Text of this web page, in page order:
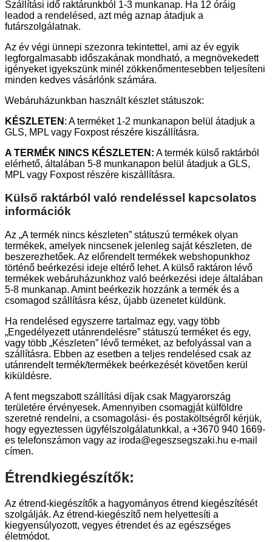
Szállítási idő raktárunkból 1-3 munkanap. Ha 12 óráig
leadod a rendelésed, azt még aznap átadjuk a
futárszolgálatnak.
Az év végi ünnepi szezonra tekintettel, ami az év egyik
legforgalmasabb időszakának mondható, a megnövekedett
igényeket igyekszünk minél zökkenőmentesebben teljesíteni
minden kedves vásárlónk számára.
Webáruházunkban használt készlet státuszok:
KÉSZLETEN : A terméket 1-2 munkanapon belül átadjuk a
GLS, MPL vagy Foxpost részére kiszállításra.
A TERMÉK NINCS KÉSZLETEN: A termék külső raktárból
elérhető, általában 5-8 munkanapon belül átadjuk a GLS,
MPL vagy Foxpost részére kiszállításra.
Külső raktárból való rendeléssel kapcsolatos
információk
Az „A termék nincs készleten” státuszú termékek olyan
termékek, amelyek nincsenek jelenleg saját készleten, de
beszerezhetőek. Az előrendelt termékek webshopunkhoz
történő beérkezési ideje eltérő lehet. A külső raktáron lévő
termékek webáruházunkhoz való beérkezési ideje általában
5-8 munkanap. Amint beérkezik hozzánk a termék és a
csomagod szállításra kész, újabb üzenetet küldünk.
Ha rendelésed egyszerre tartalmaz egy, vagy több
„Engedélyezett utánrendelésre” státuszú terméket és egy,
vagy több „Készleten” lévő terméket, az befolyással van a
szállításra. Ebben az esetben a teljes rendelésed csak az
utánrendelt termék/termékek beérkezését követően kerül
kiküldésre.
A fent megszabott szállítási díjak csak Magyarország
területére érvényesek. Amennyiben csomagját külföldre
szeretné rendelni, a csomagolási- és postaköltségről kérjük,
hogy egyeztessen ügyfélszolgálatunkkal, a +3670 940 1669-
es telefonszámon vagy az iroda@egeszsegszaki.hu e-mail
címen.
Étrendkiegészítők:
Az étrend-kiegészítők a hagyományos étrend kiegészítését
szolgálják. Az étrend-kiegészítő nem helyettesíti a
kiegyensúlyozott, vegyes étrendet és az egészséges
életmódot.